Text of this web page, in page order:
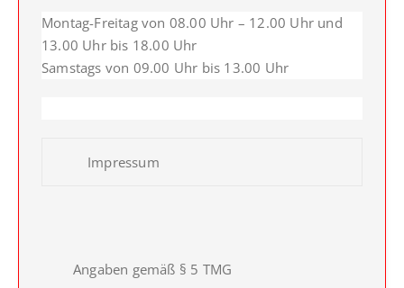
Montag-Freitag von 08.00 Uhr – 12.00 Uhr und
13.00 Uhr bis 18.00 Uhr
Samstags von 09.00 Uhr bis 13.00 Uhr
Impressum
Angaben gemäß § 5 TMG